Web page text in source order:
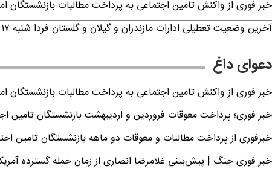
خبر فوری از واکنش تامین اجتماعی به پرداخت مطالبات بازنشستگان امروز جمعه ۱۶
آخرین وضعیت تعطیلی ادارات مازندران و گیلان و گلستان فردا شنبه ۱۷ مرداد ۱۴۰۵
دعوای داغ
خبر فوری از واکنش تامین اجتماعی به پرداخت مطالبات بازنشستگان امروز جمعه ۱۶
خبر فوری؛ پرداخت معوقات فروردین و اردیبهشت بازنشستگان
خبرفوری از پرداخت مطالبات و معوقات دو ماهه بازنشستگان تامین
خبر فوری جنگ | پیش‌بینی غلامرضا انصاری از زمان حمله گسترده